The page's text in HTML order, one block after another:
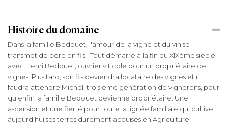
Histoire du domaine
Dans la famille Bedouet, l'amour de la vigne et du vin se
transmet de père en fils ! Tout démarre à la fin du XIXème siècle
avec Henri Bedouet, ouvrier viticole pour un propriétaire de
vignes. Plus tard, son fils deviendra locataire des vignes et il
faudra attendre Michel, troisième génération de vignerons, pour
qu'enfin la famille Bedouet devienne propriétaire. Une
ascension et une fierté pour toute la lignée familiale qui cultive
aujourd'hui ses terres durement acquises en Agriculture